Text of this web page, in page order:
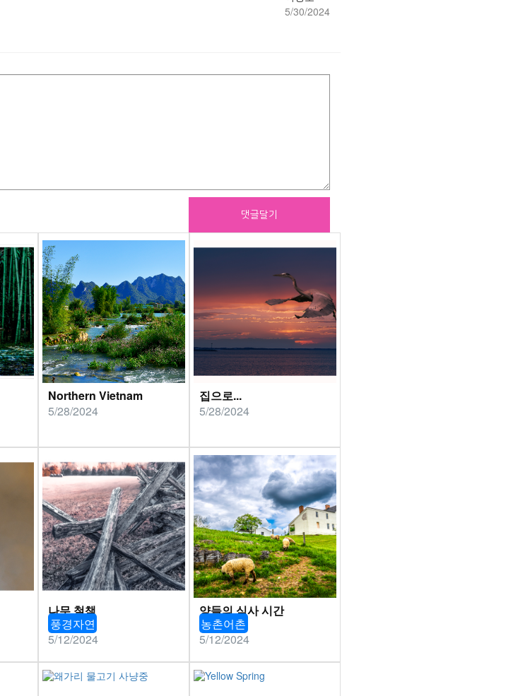
5/30/2024
Northern Vietnam
5/28/2024
집으로...
5/28/2024
나무 철책
풍경자연
5/12/2024
양들의 식사 시간
농촌어촌
5/12/2024